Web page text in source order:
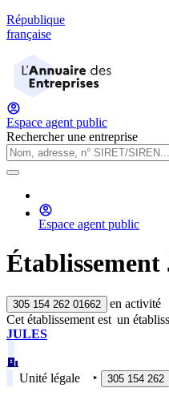
République
française
Espace agent public
Rechercher une entreprise
Espace agent public
Établissement
305 154 262 01662
en activité
Cet établissement est un
JULES
Unité légale ‣ 305 154 262